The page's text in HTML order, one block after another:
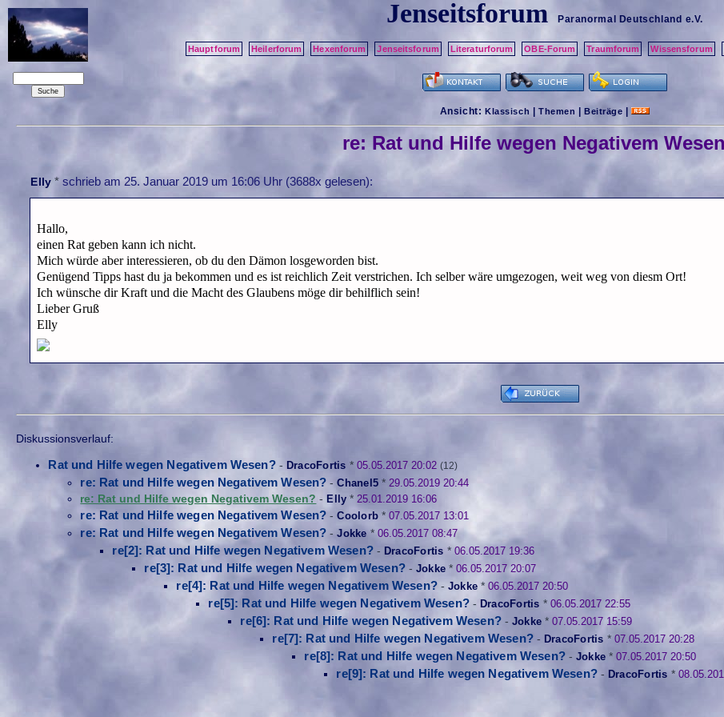
Jenseitsforum Paranormal Deutschland e.V.
Hauptforum Heilerforum Hexenforum Jenseitsforum Literaturforum OBE-Forum Traumforum Wissensforum
Ansicht:Klassisch Themen |Beiträge |
re: Rat und Hilfe wegen Negativem
Elly *schrieb am25. Januar 2019 um 16:06 Uhr (3688x gelesen):
Hallo,
einen Rat geben kann ich nicht.
Mich würde aber interessieren, ob du den Dämon losgeworden bist.
Genügend Tipps hast du ja bekommen und es ist reichlich Zeit verstrichen. Ich selber wäre umgezogen, weit weg von diesm Ort!
Ich wünsche dir Kraft und die Macht des Glaubens möge dir behilflich sein!
Lieber Gruß
Elly
Diskussionsverlauf:
Rat und Hilfe wegen Negativem Wesen?- DracoFortis * 05.05.2017 20:02 (12)
re: Rat und Hilfe wegen Negativem Wesen? -Chanel5 * 29.05.2019 20:44
re: Rat und Hilfe wegen Negativem Wesen? - Elly * 25.01.2019 16:06
re: Rat und Hilfe wegen Negativem Wesen? -Coolorb *07.05.2017 13:01
re: Rat und Hilfe wegen Negativem Wesen? -Jokke * 06.05.2017 08:47
re[2]: Rat und Hilfe wegen Negativem Wesen?- DracoFortis * 06.05.2017 19:36
re[3]: Rat und Hilfe wegen Negativem Wesen?- Jokke *06.05.2017 20:07
re[4]: Rat und Hilfe wegen Negativem Wesen?- Jokke *06.05.2017 20:50
re[5]: Rat und Hilfe wegen Negativem Wesen?- DracoFortis * 06.05.2017 22:55
re[6]: Rat und Hilfe wegen Negativem Wesen?- Jokke *07.05.2017 15:59
re[7]: Rat und Hilfe wegen Negativem Wesen?- DracoFortis * 07.05.2017 20:28
re[8]: Rat und Hilfe wegen Negativem Wesen?- Jokke *07.05.2017 20:50
re[9]: Rat und Hilfe wegen Negativem Wesen?- DracoFortis *